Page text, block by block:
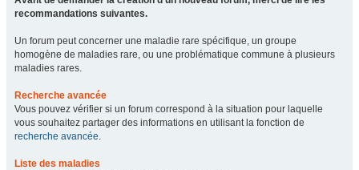
recommandations suivantes.
Un forum peut concerner une maladie rare spécifique, un groupe
homogène de maladies rare, ou une problématique commune à plusieurs
maladies rares.
Recherche avancée
Vous pouvez vérifier si un forum correspond à la situation pour laquelle
vous souhaitez partager des informations en utilisant la fonction de
recherche avancée.
Liste des maladies